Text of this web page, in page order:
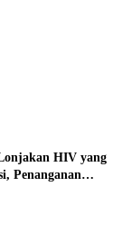
HIV yang
Penanganan